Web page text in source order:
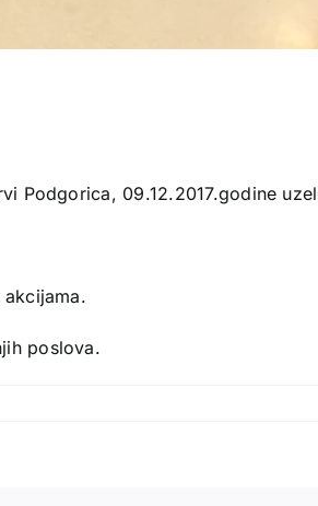
Podgorica, 09.12.2017.godine
poslova.